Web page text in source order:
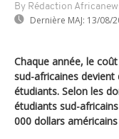
By Rédaction
Dernière MAJ: 13/08/
Chaque année, le
sud-africaines
étudiants. Selon les
étudiants sud-
000 dollars